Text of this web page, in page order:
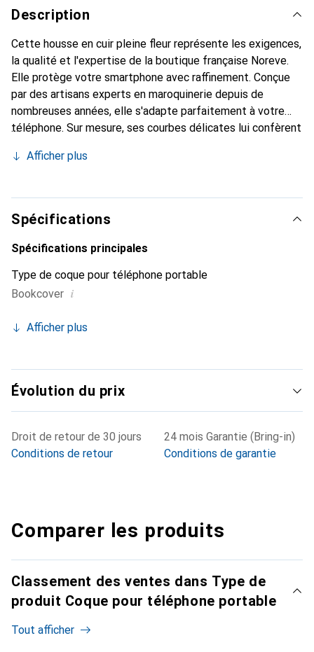
Description
Cette housse en cuir pleine fleur représente les exigences,
la qualité et l'expertise de la boutique française Noreve.
Elle protège votre smartphone avec raffinement. Conçue
par des artisans experts en maroquinerie depuis de
nombreuses années, elle s'adapte parfaitement à votre
téléphone. Sur mesure, ses courbes délicates lui confèrent
chic et essentiel de votre smartphone. Reconnaître
marque Noreve est un choix sûr pour une clientèle
exigeante.
Afficher plus
Spécifications
Spécifications principales
Type de coque pour téléphone portable
Bookcover i
Afficher plus
Évolution du prix
Droit de retour de 30 jours
Conditions de retour
24 mois Garantie (Bring-in)
Conditions de garantie
Comparer les produits
Classement des ventes dans Type de
produit Coque pour téléphone portable
Tout afficher